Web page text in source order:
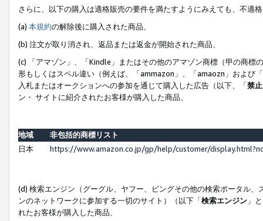
さらに、以下の購入は適格販売の要件を満たすようにみえても、不適
(a) 本規約の解除後に購入された商品、
(b) 注文が取り消され、返品または返金が開始された商品、
(c) 「アマゾン」、「Kindle」またはその他のアマゾン商標（甲の商
形もしくはスペル違い（例えば、「ammazon」、「amaozn」および
入札またはオークションへの参加を通じて購入した広告（以下、「禁
ン・ サイトに紹介されたお客様が購入した商品、
地域
非包括的商標リスト
日本
https://www.amazon.co.jp/gp/help/customer/
(d) 検索エンジン（グーグル、ヤフー、ビングその他の検索ポータル
ンのネットワークに参加する一切のサイト）（以下「検索エンジン 」
れたお客様が購入した商品、